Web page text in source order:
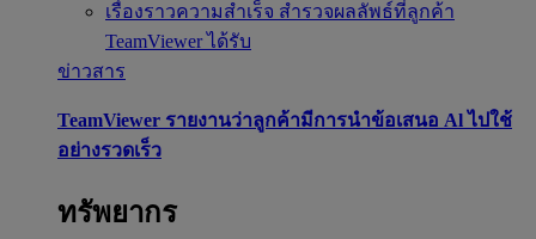
เรื่องราวความสำเร็จ สำรวจผลลัพธ์ที่ลูกค้า
TeamViewer ได้รับ
ข่าวสาร
TeamViewer รายงานว่าลูกค้ามีการนำข้อเสนอ Al ไปใช้
อย่างรวดเร็ว
ทรัพยากร